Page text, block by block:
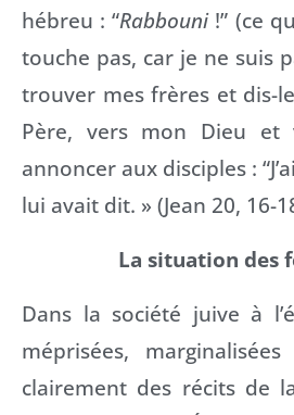
hébreu : “Rabbouni!” (ce
touche pas, car je ne suis
trouver mes frères et dis-
Père, vers mon Dieu et
annoncer aux disciples :
lui avait dit. » (Jean 20, 16-
La situation des
Dans la société juive à
méprisées,
clairement des récits de